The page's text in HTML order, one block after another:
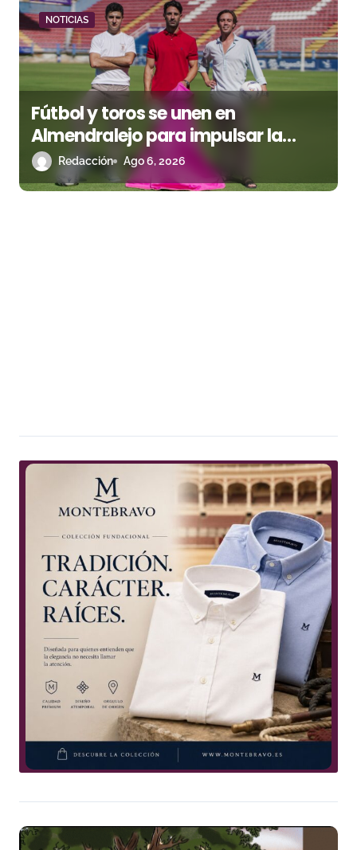
NOTICIAS
Fútbol y toros se unen en
Almendralejo para impulsar la
corrida de la Piedad
Redacción Ago 6, 2026